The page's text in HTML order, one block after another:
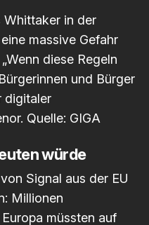
Whittaker in der
massive Gefahr
diese Regeln
und Bürger
digitaler
Quelle: GIGA
würde
Signal aus der EU
Millionen
müssten auf